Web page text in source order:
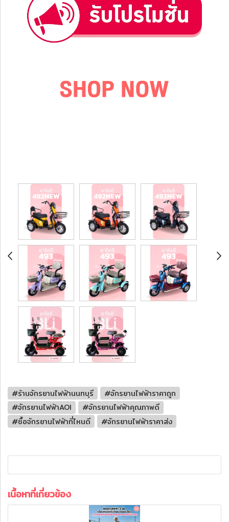
#ร้านจักรยานไฟฟ้านนทบุรี
#จักรยานไฟฟ้าราคาถูก
#จักรยานไฟฟ้าAOI
#จักรยานไฟฟ้าคุณภาพดี
#ซื้อจักรยานไฟฟ้าที่ไหนดี
#จักรยานไฟฟ้าราคาส่ง
เนื้อหาที่เกี่ยวข้อง